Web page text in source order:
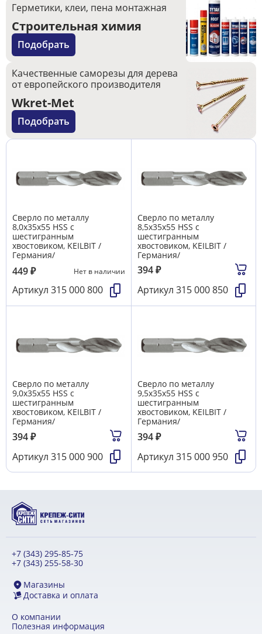
Герметики, клеи, пена монтажная
Строительная химия
Подобрать
Качественные саморезы для дерева
от европейского производителя
Wkret-Met
Подобрать
Сверло по металлу
8,0х35х55 HSS с
шестигранным
хвостовиком, KEILBIT /
Германия/
449₽ Нет в наличии
Артикул 315 000 800
Сверло по металлу
8,5х35х55 HSS с
шестигранным
хвостовиком, KEILBIT /
Германия/
394₽
Артикул 315 000 850
Сверло по металлу
9,0х35х55 HSS с
шестигранным
хвостовиком, KEILBIT /
Германия/
394₽
Артикул 315 000 900
Сверло по металлу
9,5х35х55 HSS с
шестигранным
хвостовиком, KEILBIT /
Германия/
394₽
Артикул 315 000 950
+7 (343) 295-85-75
+7 (343) 255-58-30
Магазины
Доставка и оплата
О компании
Полезная информация